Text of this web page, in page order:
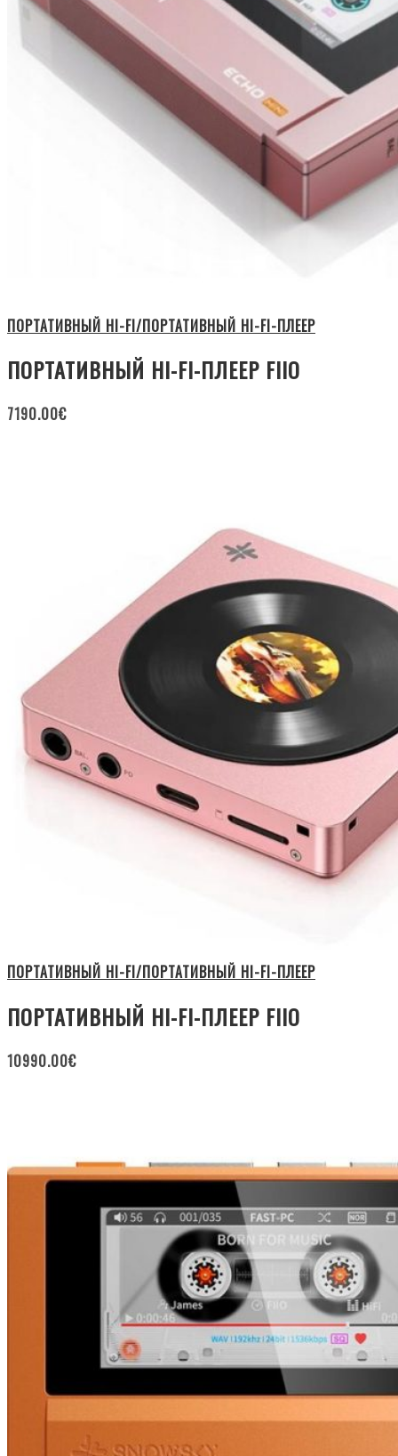
ПОРТАТИВНЫЙ HI-FI/ПОРТАТИВНЫЙ HI-FI-ПЛЕЕР
ПОРТАТИВНЫЙ HI-FI-ПЛЕЕР FIIO
7190.00€
ПОРТАТИВНЫЙ HI-FI/ПОРТАТИВНЫЙ HI-FI-ПЛЕЕР
ПОРТАТИВНЫЙ HI-FI-ПЛЕЕР FIIO
10990.00€